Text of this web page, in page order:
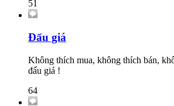
51
Đấu giá
Không thích mua, không thích bán,
đấu giá !
64